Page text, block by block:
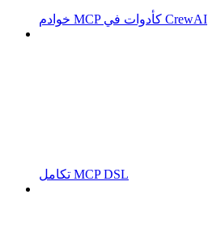
خوادم MCP كأدوات في CrewAI
تكامل MCP DSL